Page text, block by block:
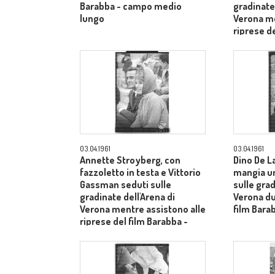
Barabba - campo medio
lungo
Verona
riprese
03.04.1961
Annette Stroyberg, con
fazzoletto in testa e Vittorio
Gassman seduti sulle
gradinate dell'Arena di
Verona mentre assistono alle
riprese del film Barabba -
03.04.1961
Dino De
mangia
sulle
Verona
film